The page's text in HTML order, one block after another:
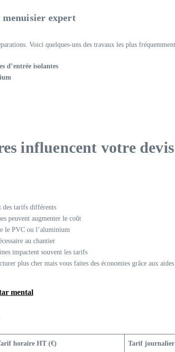
menuisier expert
Voici quelques-uns des travaux les plus
d’entrée isolantes
influencent votre
tarifs différents
peuvent augmenter le coût
le PVC ou l’aluminium
au chantier
impactent souvent les tarifs
plus cher mais vous faites des économies grâce aux aides
mental
horaire HT (€) Tarif